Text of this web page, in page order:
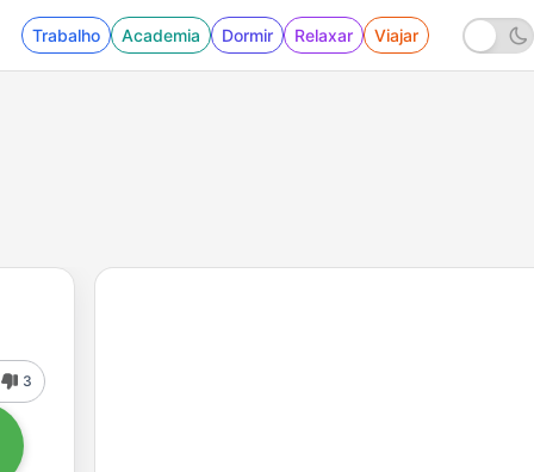
Trabalho Academia Dormir Relaxar Viajar
3